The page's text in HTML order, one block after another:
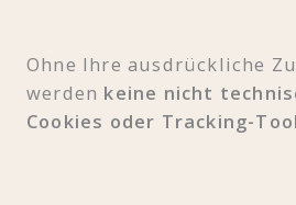
Ohne Ihre ausdrückliche
werden keine nicht
Cookies oder Tracking-